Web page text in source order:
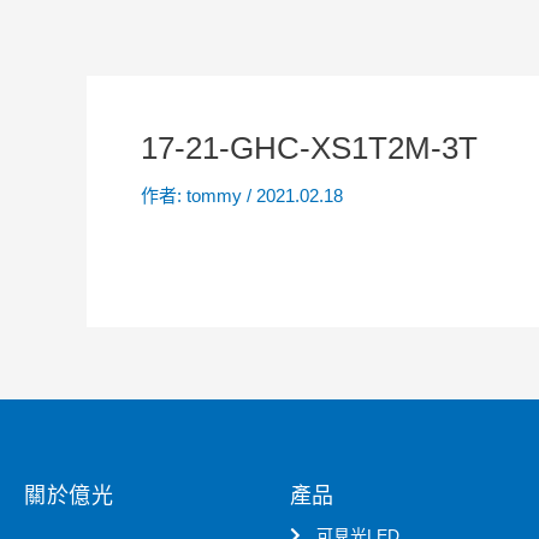
17-21-GHC-XS1T2M-3T
作者: tommy / 2021.02.18
關於億光 產品